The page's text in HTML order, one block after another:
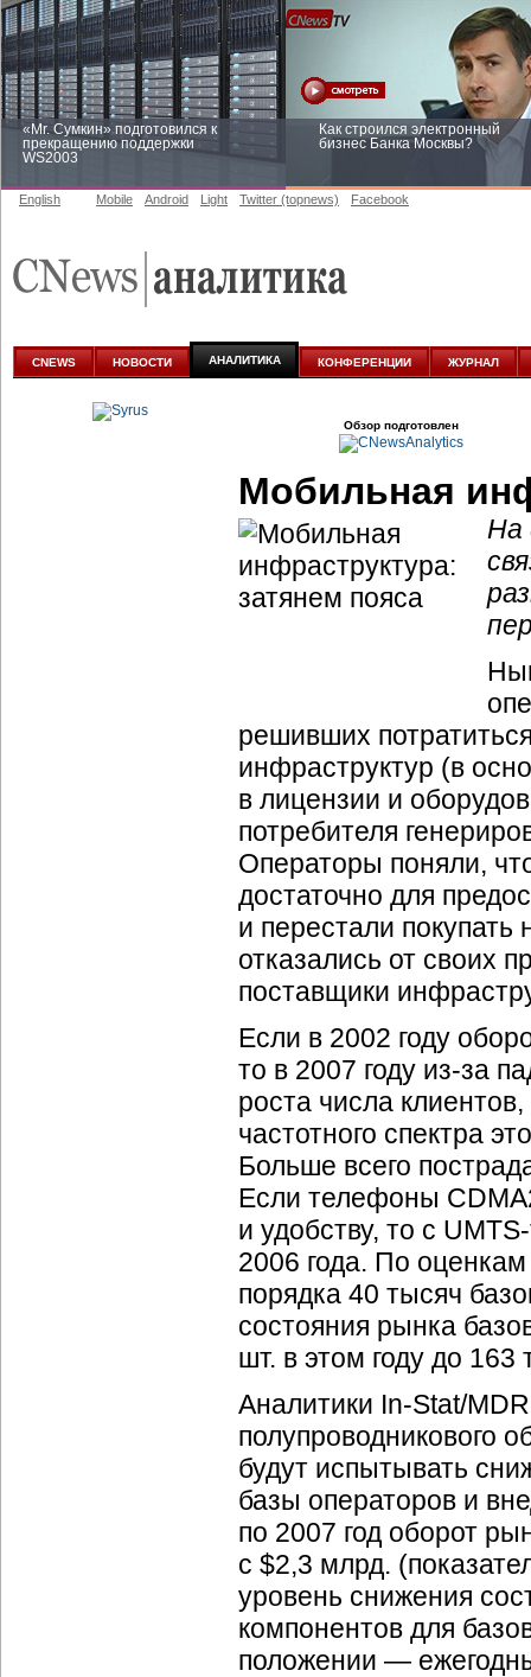
«Mr. Сумкин» подготовился к
прекращению поддержки
WS2003
Как строился электронный
бизнес Банка Москвы?
аналитике
English Mobile Android Light Twitter (topnews) Facebook
CNEWS НОВОСТИ АНАЛИТИКА КОНФЕРЕНЦИИ ЖУРНАЛ
Обзор подготовлен
Мобильная
На
решивших
инфраструктур (в
в лицензии и
потребителя
Операторы поняли,
достаточно для
и перестали
отказались от своих
поставщики
Если в 2002 году
то в 2007 году из-за
роста числа
частотного спектра
Больше всего
Если телефоны
и удобству, то с
2006 года. По
порядка 40 тысяч
состояния рынка
шт. в этом году до
Аналитики In-Stat/
полупроводникового
будут испытывать
базы операторов и
по 2007 год оборот
с $2,3 млрд.
уровень снижения
компонентов для
положении —